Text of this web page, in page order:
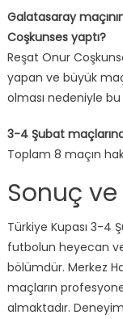
Galatasaray
Coşkunses yaptı?
Reşat Onur
yapan ve büyük
olması nedeniyle bu
3-4 Şubat
Toplam 8 maçın
Sonuç
Türkiye Kupası 3-4
futbolun heyecan
bölümdür. Merkez
maçların
almaktadır.